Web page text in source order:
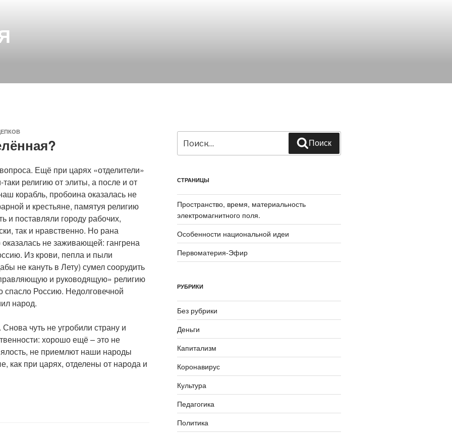
Ещё при царях «отделители»
религию от элиты, а после и от
корабль, пробоина оказалась не
и крестьяне, памятуя религию
и поставляли городу рабочих,
так и нравственно. Но рана
не заживающей: гангрена
Из крови, пепла и пыли
не кануть в Лету) сумел соорудить
и руководящую» религию
спасло Россию. Недолговечной
народ.
чуть не угробили страну и
хорошо ещё – это не
не приемлют наши народы
как при царях, отделены от народа и
Поиск
СТРАНИЦЫ
Пространство, время, материальность
электромагнитного поля.
Особенности национальной идеи
Первоматерия-Эфир
РУБРИКИ
Без рубрики
Деньги
Капитализм
Коронавирус
Культура
Педагогика
Политика